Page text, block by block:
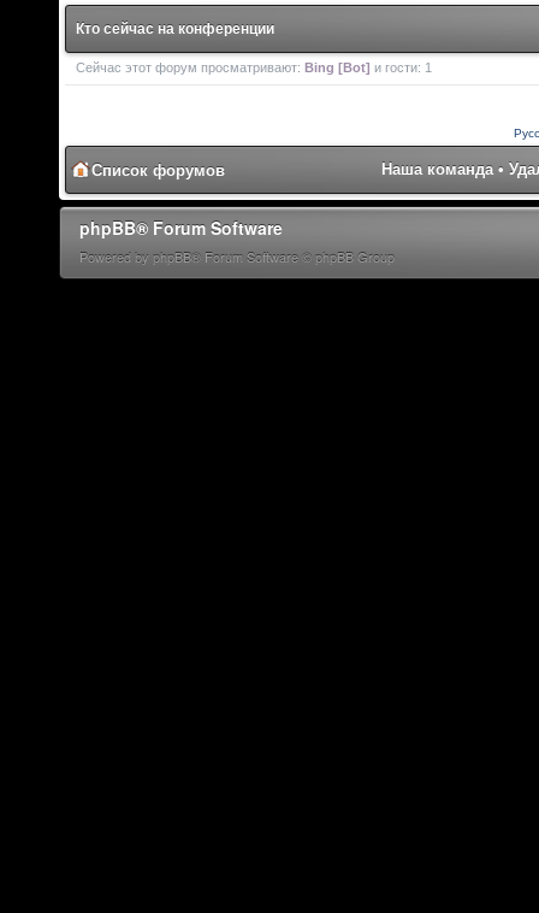
Кто сейчас на конференции
Сейчас этот форум просматривают: Bing [Bot] и гости: 1
Список форумов Наша команда•
phpBB® Forum Software
Powered by phpBB® Forum Software © phpBB Group